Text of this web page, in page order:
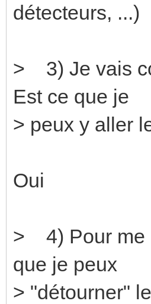
détecteurs, ...)
> 3) Je vais
Est ce que je
> peux y aller
Oui
> 4) Pour me
que je peux
> "détourner"